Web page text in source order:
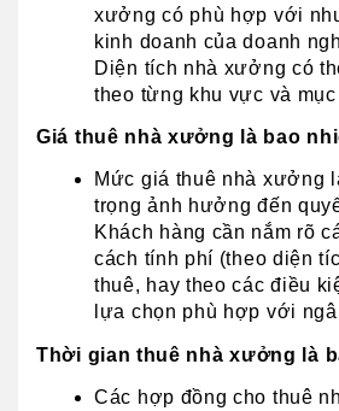
xưởng có phù hợp với
kinh doanh của doanh
Diện tích nhà xưởng có
theo từng khu vực và
Giá thuê nhà xưởng là bao
Mức giá thuê nhà xưởng
trọng ảnh hưởng đến
Khách hàng cần nắm rõ
cách tính phí (theo diện
thuê, hay theo các điều
lựa chọn phù hợp với
Thời gian thuê nhà xưởng là
Các hợp đồng cho thuê